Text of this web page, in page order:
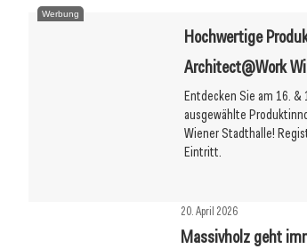
Werbung
Hochwertige
Architect@Work
Entdecken Sie am 16.
ausgewählte
Wiener Stadthalle!
Eintritt.
20. April 2026
Massivholz geht